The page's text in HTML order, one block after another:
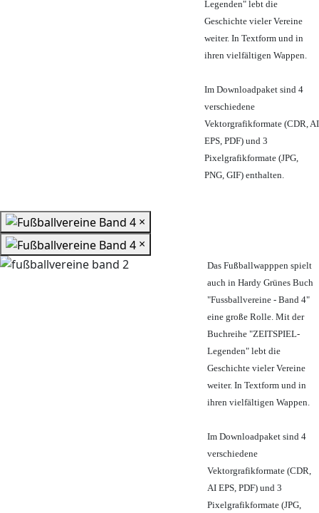
Legenden" lebt die
Geschichte vieler Vereine
weiter. In Textform und in
ihren vielfältigen Wappen.
Im Downloadpaket sind 4
verschiedene
Vektorgrafikformate (CDR, AI
EPS, PDF) und 3
Pixelgrafikformate (JPG,
PNG, GIF) enthalten.
×
×
Das Fußballwapppen spielt
auch in Hardy Grünes Buch
"Fussballvereine - Band 4"
eine große Rolle. Mit der
Buchreihe "ZEITSPIEL-
Legenden" lebt die
Geschichte vieler Vereine
weiter. In Textform und in
ihren vielfältigen Wappen.
Im Downloadpaket sind 4
verschiedene
Vektorgrafikformate (CDR,
AI EPS, PDF) und 3
Pixelgrafikformate (JPG,